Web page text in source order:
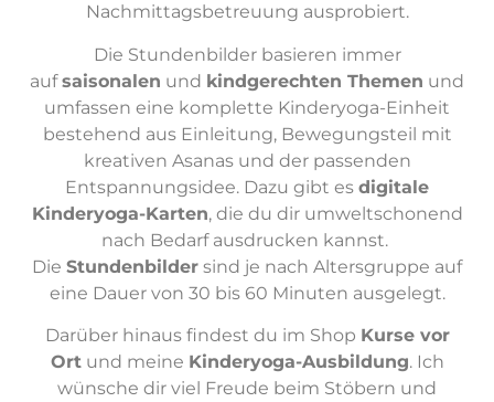
Nachmittagsbetreuung ausprobiert.
Die Stundenbilder basieren immer
aufsaisonalen und kindgerechten Themen und
umfassen eine komplette Kinderyoga-Einheit
bestehend aus Einleitung, Bewegungsteil mit
kreativen Asanas und der passenden
Entspannungsidee. Dazu gibt es digitale
Kinderyoga-Karten, die du dir umweltschonend
nach Bedarf ausdrucken kannst.
Die Stundenbilder sind je nach Altersgruppe auf
eine Dauer von 30 bis 60 Minuten ausgelegt.
Darüber hinaus findest du im Shop Kurse vor
Ortund meine Kinderyoga-Ausbildung. Ich
wünsche dir viel Freude beim Stöbern und